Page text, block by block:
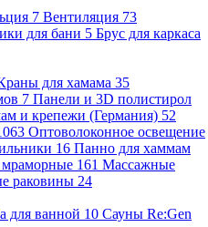
7 Вентиляция 73
для бани 5 Брус для каркаса
для хамама 35
7 Панели и 3D полистирол
и крепежи (Германия) 52
Оптоволоконное освещение
16 Панно для хаммам
161 Массажные
раковины 24
для ванной 10 Сауны Re:Gen